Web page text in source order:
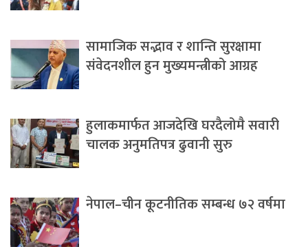
सामाजिक सद्भाव र शान्ति सुरक्षामा
संवेदनशील हुन मुख्यमन्त्रीको आग्रह
हुलाकमार्फत आजदेखि घरदैलोमै सवारी
चालक अनुमतिपत्र ढुवानी सुरु
नेपाल–चीन कूटनीतिक सम्बन्ध ७२ वर्षमा